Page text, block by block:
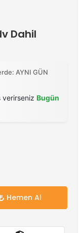
Dahil
AYNI GÜN
Bugün
Hemen Al